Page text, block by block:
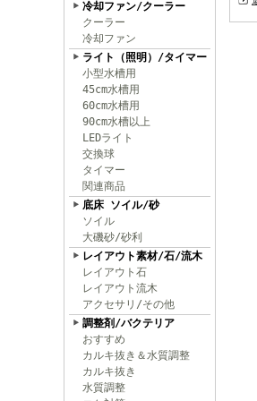
冷却ファン/クーラー
クーラー
冷却ファン
ライト（照明）/タイマー
小型水槽用
45cm水槽用
60cm水槽用
90cm水槽以上
LEDライト
交換球
タイマー
関連商品
底床 ソイル/砂
ソイル
大磯砂/砂利
レイアウト素材/石/流木
レイアウト石
レイアウト流木
アクセサリ/その他
調整剤/バクテリア
おすすめ
カルキ抜き＆水質調整
カルキ抜き
水質調整